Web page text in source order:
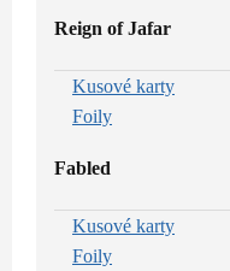
Reign of Jafar
Kusové karty
Foily
Fabled
Kusové karty
Foily